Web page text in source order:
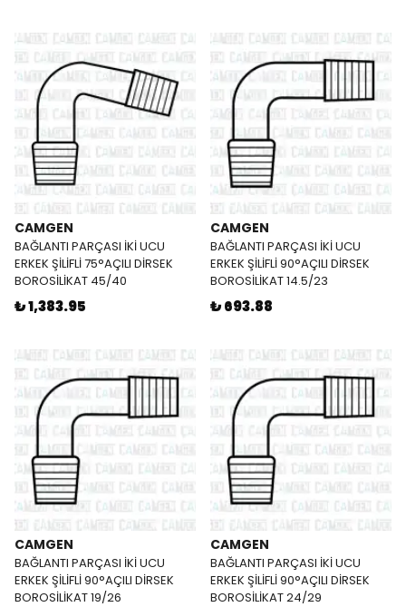
CAMGEN
BAĞLANTI PARÇASI İKİ UCU
ERKEK ŞİLİFLİ 75°AÇILI DİRSEK
BOROSİLİKAT 45/40
₺ 1,383.95
CAMGEN
BAĞLANTI PARÇASI İKİ UCU
ERKEK ŞİLİFLİ 90°AÇILI DİRSEK
BOROSİLİKAT 14.5/23
₺ 693.88
CAMGEN
BAĞLANTI PARÇASI İKİ UCU
ERKEK ŞİLİFLİ 90°AÇILI DİRSEK
BOROSİLİKAT 19/26
CAMGEN
BAĞLANTI PARÇASI İKİ UCU
ERKEK ŞİLİFLİ 90°AÇILI DİRSEK
BOROSİLİKAT 24/29